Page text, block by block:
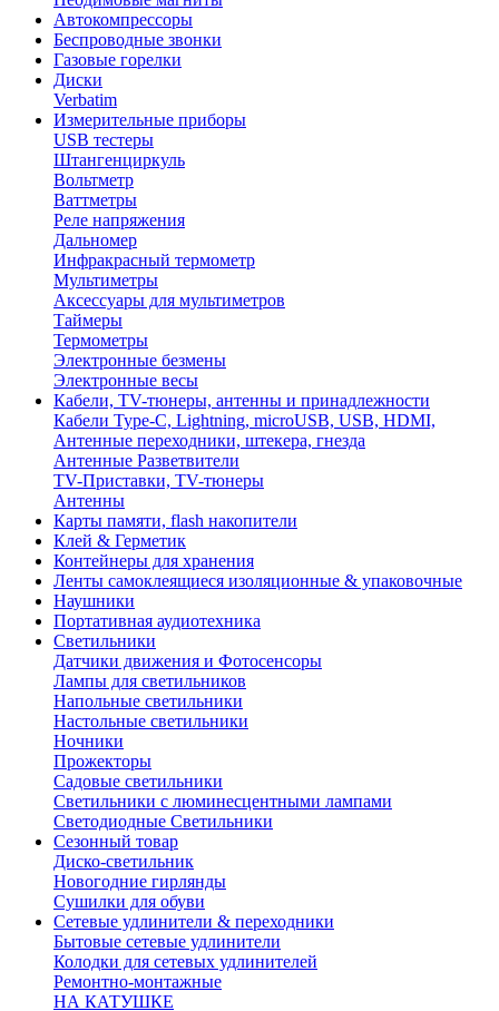
Автокомпрессоры
Беспроводные звонки
Газовые горелки
Диски
Verbatim
Измерительные приборы
USB тестеры
Штангенциркуль
Вольтметр
Ваттметры
Реле напряжения
Дальномер
Инфракрасный термометр
Мультиметры
Аксессуары для мультиметров
Таймеры
Термометры
Электронные безмены
Электронные весы
Кабели, TV-тюнеры, антенны и принадлежности
Кабели Type-C, Lightning, microUSB, USB, HDMI,
Антенные переходники, штекера, гнезда
Антенные Разветвители
TV-Приставки, TV-тюнеры
Антенны
Карты памяти, flash накопители
Клей & Герметик
Контейнеры для хранения
Ленты самоклеящиеся изоляционные & упаковочные
Наушники
Портативная аудиотехника
Светильники
Датчики движения и Фотосенсоры
Лампы для светильников
Напольные светильники
Настольные светильники
Ночники
Прожекторы
Садовые светильники
Светильники с люминесцентными лампами
Светодиодные Светильники
Сезонный товар
Диско-светильник
Новогодние гирлянды
Сушилки для обуви
Сетевые удлинители & переходники
Бытовые сетевые удлинители
Колодки для сетевых удлинителей
Ремонтно-монтажные
НА КАТУШКЕ